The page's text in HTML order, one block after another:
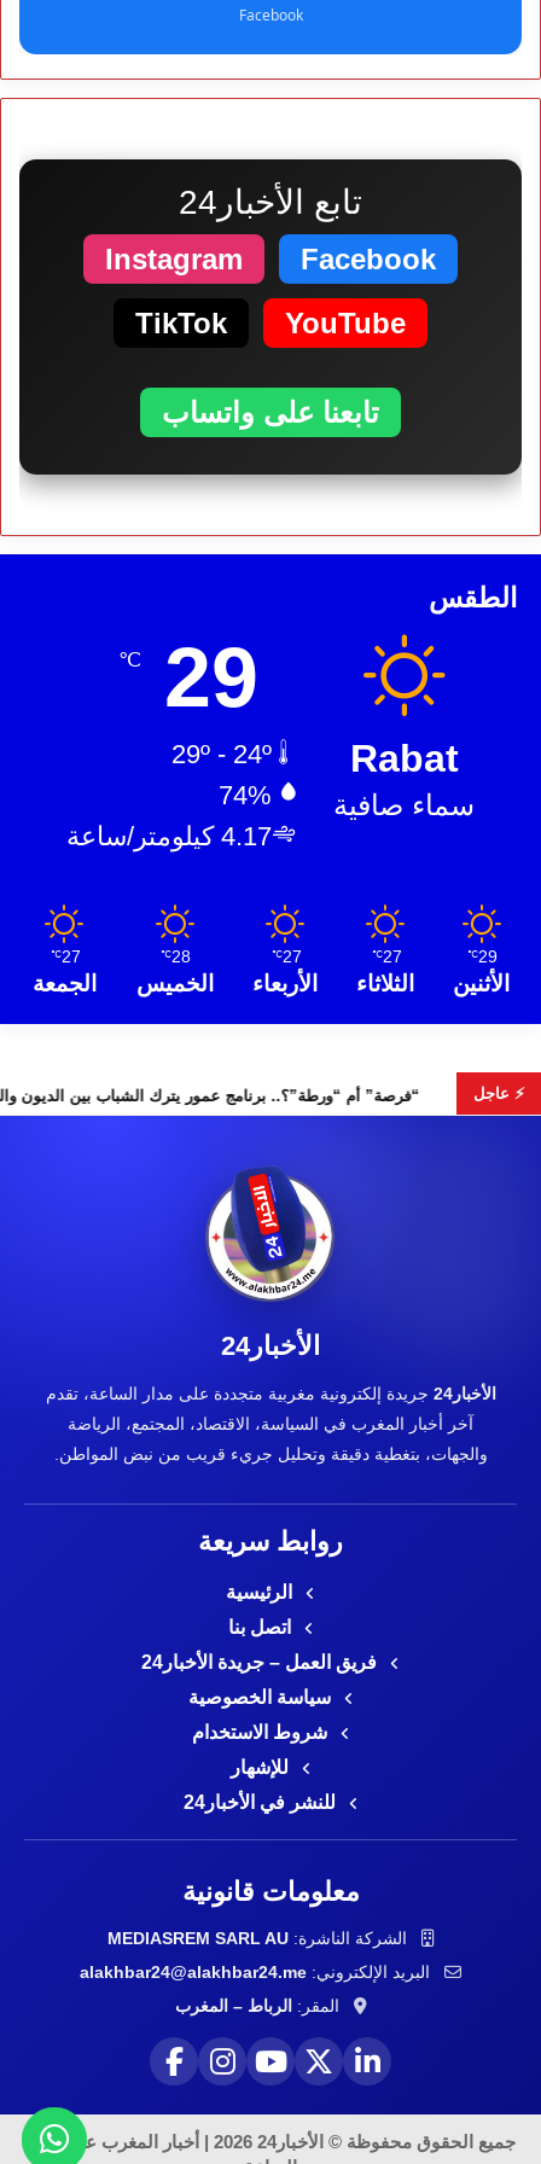
Facebook
تابع الأخبار24
Facebook
Instagram
YouTube
TikTok
تابعنا على واتساب
الطقس
Rabat
سماء صافية
29
℃
74%
4.17 كيلومتر/ساعة
29
℃
الأثنين
27
℃
الثلاثاء
27
℃
الأربعاء
28
℃
الخميس
27
℃
الجمعة
⚡ عاجل “فرصة” أم “ورطة”؟.. برنامج عمور يترك
الأخبار24
الأخبار24
جريدة إلكترونية مغربية متجددة على مدار الساعة، تقدم
آخر أخبار المغرب في السياسة، الاقتصاد، المجتمع، الرياضة
والجهات، بتغطية دقيقة وتحليل جريء قريب من نبض المواطن.
روابط سريعة
الرئيسية
اتصل بنا
فريق العمل – جريدة الأخبار24
سياسة الخصوصية
شروط الاستخدام
للإشهار
للنشر في الأخبار24
معلومات قانونية
الشركة الناشرة:MEDIASREM SARL AU
البريد الإلكتروني: alakhbar24@alakhbar24.me
المقر:الرباط – المغرب
جميع الحقوق محفوظة © الأخبار24 2026 | أخبار المغرب على مدار